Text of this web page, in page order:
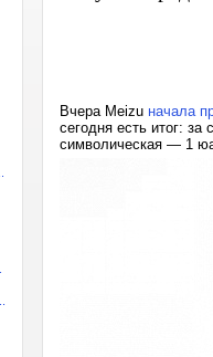
Вчера Meizu начала
сегодня есть итог:
символическая — 1